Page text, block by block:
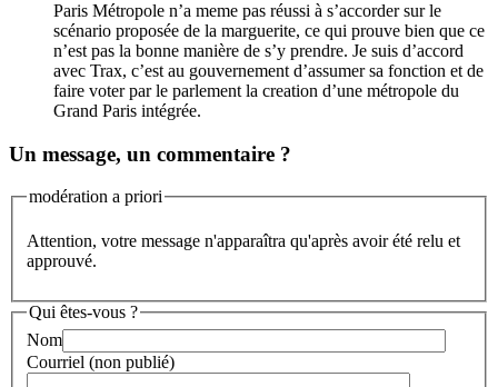
Paris Métropole n’a meme pas réussi à s’accorder sur le
scénario proposée de la marguerite, ce qui prouve bien que ce
n’est pas la bonne manière de s’y prendre. Je suis d’accord
avec Trax, c’est au gouvernement d’assumer sa fonction et de
faire voter par le parlement la creation d’une métropole du
Grand Paris intégrée.
Un message, un commentaire ?
modération a priori
Attention, votre message n'apparaîtra qu'après avoir été relu et
approuvé.
Qui êtes-vous ?
Nom
Courriel (non publié)